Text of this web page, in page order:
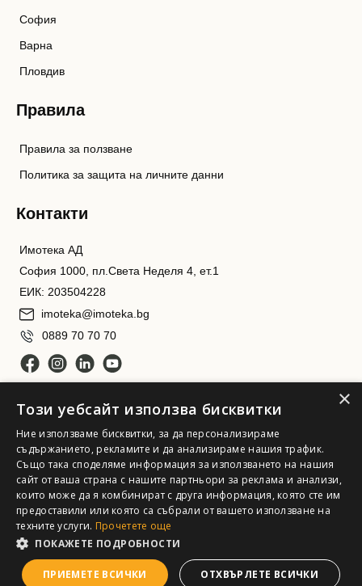
София
Варна
Пловдив
Правила
Правила за ползване
Политика за защита на личните данни
Контакти
Имотека АД
София 1000, пл.Света Неделя 4, ет.1
ЕИК: 203504228
imoteka@imoteka.bg
0889 70 70 70
Имотека АД. Всички права запазени
×
Този уебсайт използва бисквитки
Ние използваме бисквитки, за да персонализираме
съдържанието, рекламите и да анализираме нашия трафик.
Също така споделяме информация за използването на нашия
сайт от ваша страна с нашите партньори за реклама и анализи,
които може да я комбинират с друга информация, която сте им
предоставили или която са събрали от вашето използване на
техните услуги. Прочетете още
ПОКАЖЕТЕ ПОДРОБНОСТИ
ПРИЕМЕТЕ ВСИЧКИ ОТХВЪРЛЕТЕ ВСИЧКИ